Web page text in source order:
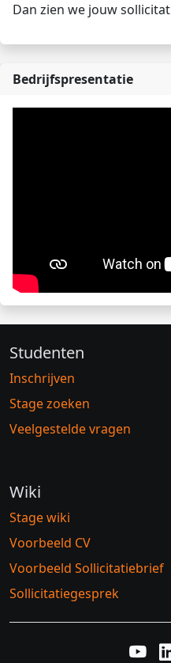
Dan zien we jouw
Bedrijfspresentatie
Studenten
Inschrijven
Stage zoeken
Veelgestelde vragen
Wiki
Stage wiki
Voorbeeld CV
Voorbeeld Sollicitatiebrief
Sollicitatiegesprek